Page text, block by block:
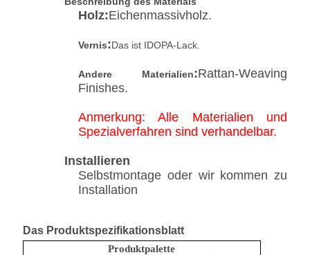
Holz:Eichenmassivholz.
Vernis:Das ist IDOPA-Lack.
Andere Materialien:Rattan-Weaving
Finishes.
Anmerkung: Alle Materialien und
Spezialverfahren sind verhandelbar.
Installieren
Selbstmontage oder wir kommen zu
Installation
Das Produktspezifikationsblatt
Produktpalette